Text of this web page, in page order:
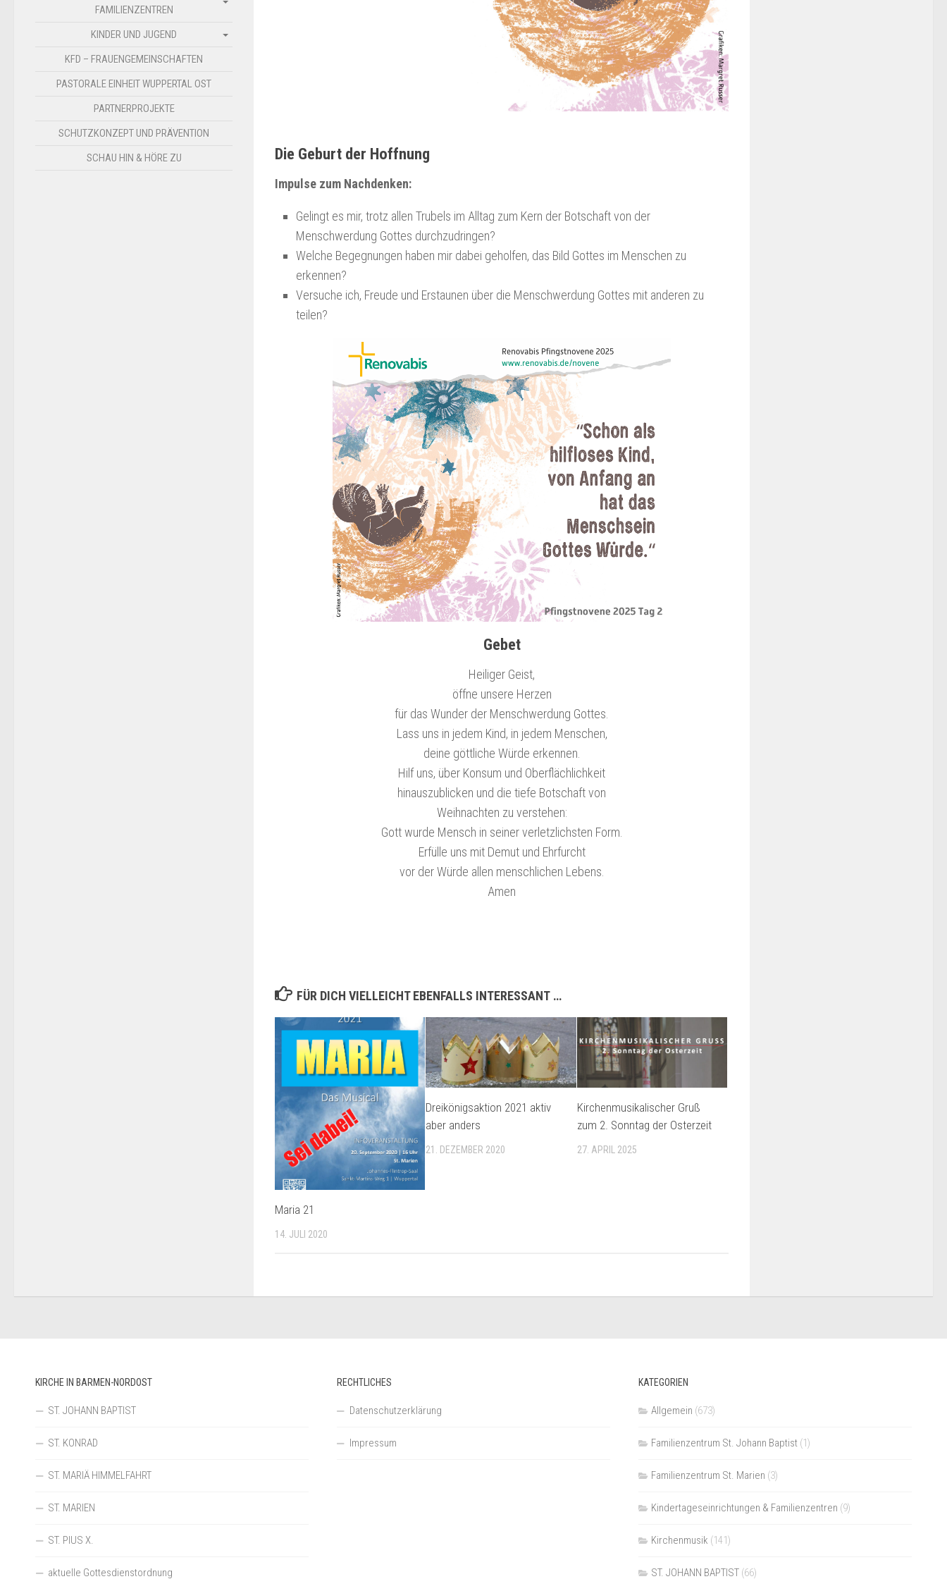
Die Geburt der Hoffnung
Impulse zum Nachdenken:
Gelingt es mir, trotz allen Trubels im Alltag zum Kern der Botschaft von der
Menschwerdung Gottes durchzudringen?
Welche Begegnungen haben mir dabei geholfen, das Bild Gottes im Menschen zu
erkennen?
Versuche ich, Freude und Erstaunen über die Menschwerdung Gottes mit anderen zu
teilen?
Gebet
Heiliger Geist,
öffne unsere Herzen
für das Wunder der Menschwerdung Gottes.
Lass uns in jedem Kind, in jedem Menschen,
deine göttliche Würde erkennen.
Hilf uns, über Konsum und Oberflächlichkeit
hinauszublicken und die tiefe Botschaft von
Weihnachten zu verstehen:
Gott wurde Mensch in seiner verletzlichsten Form.
Erfülle uns mit Demut und Ehrfurcht
vor der Würde allen menschlichen Lebens.
Amen
FÜR DICH VIELLEICHT EBENFALLS INTERESSANT …
Maria 21
14. JULI 2020
Dreikönigsaktion 2021 aktiv
aber anders
21. DEZEMBER 2020
Kirchenmusikalischer Gruß
zum 2. Sonntag der Osterzeit
27. APRIL 2025
FAMILIENZENTREN
KINDER UND JUGEND
KFD – FRAUENGEMEINSCHAFTEN
PASTORALE EINHEIT WUPPERTAL OST
PARTNERPROJEKTE
SCHUTZKONZEPT UND PRÄVENTION
SCHAU HIN & HÖRE ZU
KIRCHE IN BARMEN-NORDOST
ST. JOHANN BAPTIST
ST. KONRAD
ST. MARIÄ HIMMELFAHRT
ST. MARIEN
ST. PIUS X.
aktuelle Gottesdienstordnung
RECHTLICHES
Datenschutzerklärung
Impressum
KATEGORIEN
Allgemein (673)
Familienzentrum St. Johann Baptist(1)
Familienzentrum St. Marien (3)
Kindertageseinrichtungen & Familienzentren (9)
Kirchenmusik (141)
ST. JOHANN BAPTIST(66)